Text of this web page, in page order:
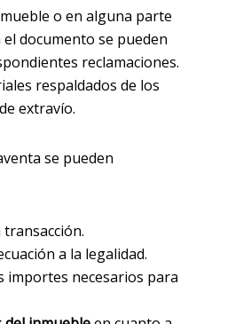
o en alguna parte
documento se pueden
reclamaciones.
respaldados de los
extravío.
se pueden
a la legalidad.
importes necesarios para